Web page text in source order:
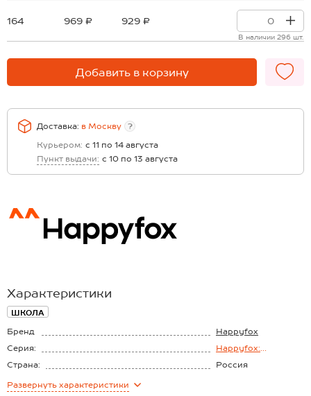
164 969 ₽ 929 ₽
В наличии 296 шт.
Добавить в корзину
Доставка: в Москву
?
Курьером: с 11 по 14 августа
Пункт выдачи: с 10 по 13 августа
Характеристики
ШКОЛА
Бренд
Happyfox
Серия:
Happyfox:
Страна:
Россия
Состав:
Развернуть характеристики